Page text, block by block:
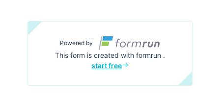
Powered by
This form is created with formrun .
start free